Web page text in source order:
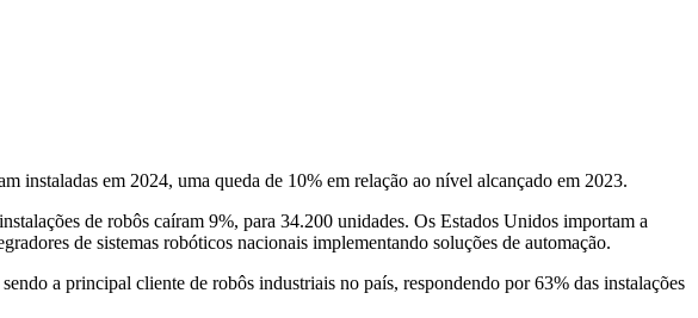
instaladas em 2024, uma queda de 10% em relação ao nível alcançado em 2023.
de robôs caíram 9%, para 34.200 unidades. Os Estados Unidos importam a
de sistemas robóticos nacionais implementando soluções de automação.
a principal cliente de robôs industriais no país, respondendo por 63% das instalações